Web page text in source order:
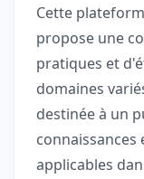
Cette
propose une
pratiques et
domaines
destinée à un
connaissances
applicables